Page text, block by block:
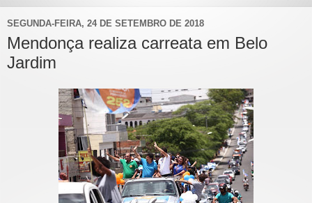
SEGUNDA-FEIRA, 24 DE SETEMBRO DE 2018
Mendonça realiza carreata em Belo
Jardim